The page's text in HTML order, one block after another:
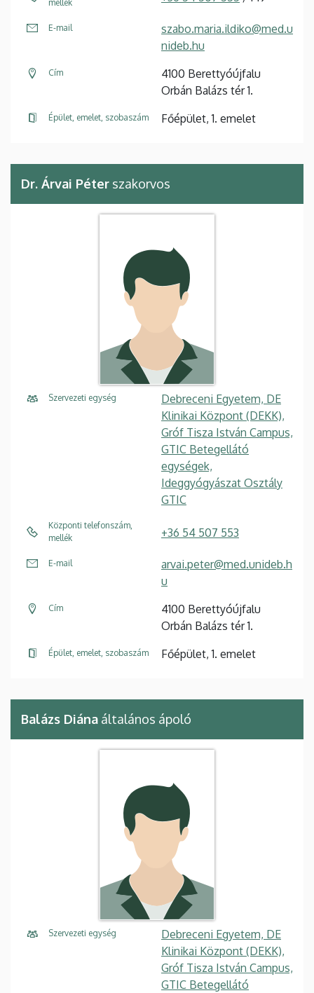
mellék
E-mail
szabo.maria.ildiko@med.u
nideb.hu
Cím
4100 Berettyóújfalu
Orbán Balázs tér 1.
Épület, emelet, szobaszám Főépület, 1. emelet
Dr. Árvai Péter szakorvos
Szervezeti egység
Debreceni Egyetem, DE
Klinikai Központ (DEKK),
Gróf Tisza István Campus,
GTIC Betegellátó
egységek,
Ideggyógyászat Osztály
GTIC
Központi telefonszám,
mellék
+36 54 507 553
E-mail
arvai.peter@med.unideb.h
u
Cím
4100 Berettyóújfalu
Orbán Balázs tér 1.
Épület, emelet, szobaszám Főépület, 1. emelet
Balázs Diána általános ápoló
Szervezeti egység
Debreceni Egyetem, DE
Klinikai Központ (DEKK),
Gróf Tisza István Campus,
GTIC Betegellátó